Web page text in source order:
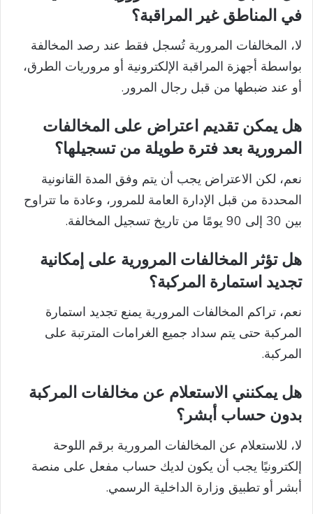
في المناطق غير المراقبة؟
لا، المخالفات المرورية تُسجل فقط عند رصد المخالفة
بواسطة أجهزة المراقبة الإلكترونية أو مروريات الطرق،
أو عند ضبطها من قبل رجال المرور.
هل يمكن تقديم اعتراض على المخالفات
المرورية بعد فترة طويلة من تسجيلها؟
نعم، لكن الاعتراض يجب أن يتم وفق المدة القانونية
المحددة من قبل الإدارة العامة للمرور، وعادة ما تتراوح
بين 30 إلى 90 يومًا من تاريخ تسجيل المخالفة.
هل تؤثر المخالفات المرورية على إمكانية
تجديد استمارة المركبة؟
نعم، تراكم المخالفات المرورية يمنع تجديد استمارة
المركبة حتى يتم سداد جميع الغرامات المترتبة على
المركبة.
هل يمكنني الاستعلام عن مخالفات المركبة
بدون حساب أبشر؟
لا، للاستعلام عن المخالفات المرورية برقم اللوحة
إلكترونيًا يجب أن يكون لديك حساب مفعل على منصة
أبشر أو تطبيق وزارة الداخلية الرسمي.